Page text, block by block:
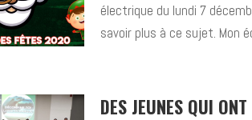
électrique du lundi 7
savoir plus à ce sujet. Mon
DES JEUNES QUI